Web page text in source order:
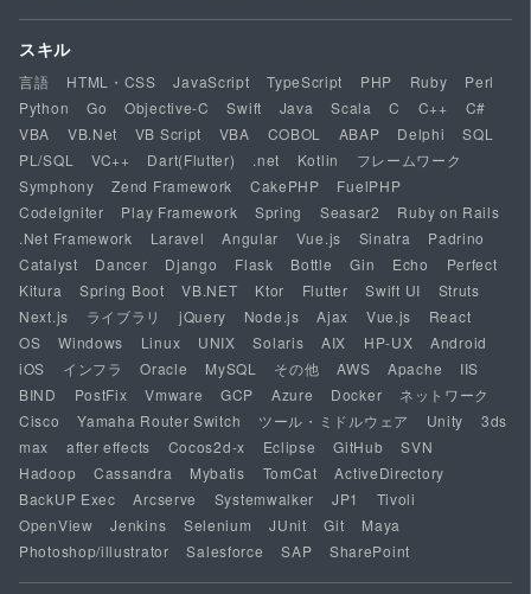
スキル
言語 HTML・CSS JavaScript TypeScript PHP Ruby
Perl
Python
Go Objective-C Swift Java Scala C C++
C#
VBA
VB.Net VB Script VBA COBOL ABAP Delphi
SQL
PL/SQL
VC++ Dart(Flutter) .net Kotlin
フレームワーク
Symphony
Zend Framework CakePHP
FuelPHP
CodeIgniter
Play Framework Spring Seasar2
Ruby on Rails
.Net Framework
Laravel Angular Vue.js Sinatra
Padrino
Catalyst
Dancer Django Flask Bottle Gin Echo
Perfect
Kitura
Spring Boot VB.NET Ktor Flutter Swift UI
Struts
Next.js
ライブラリ jQuery Node.js Ajax Vue.js
React
OS
Windows Linux UNIX Solaris AIX HP-UX
Android
iOS
インフラ Oracle MySQL その他 AWS Apache
IIS
BIND
PostFix Vmware GCP Azure Docker
ネットワーク
Cisco
Yamaha Router Switch ツール・ミドルウェア Unity
3ds
max
after effects Cocos2d-x Eclipse GitHub
SVN
Hadoop
Cassandra Mybatis TomCat
ActiveDirectory
BackUP Exec
Arcserve Systemwalker JP1
Tivoli
OpenView
Jenkins Selenium JUnit Git
Maya
Photoshop/illustrator
Salesforce SAP SharePoint